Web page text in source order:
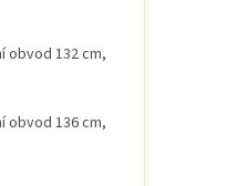
obvod 132 cm,
obvod 136 cm,